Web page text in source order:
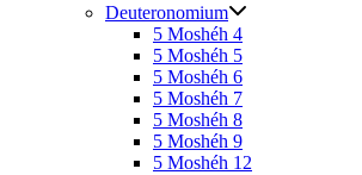
Deuteronomium
5 Moshéh 4
5 Moshéh 5
5 Moshéh 6
5 Moshéh 7
5 Moshéh 8
5 Moshéh 9
5 Moshéh 12